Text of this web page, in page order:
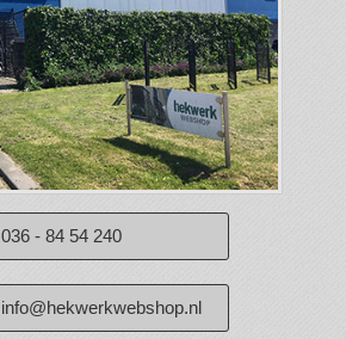
036 - 84 54 240
info@hekwerkwebshop.nl